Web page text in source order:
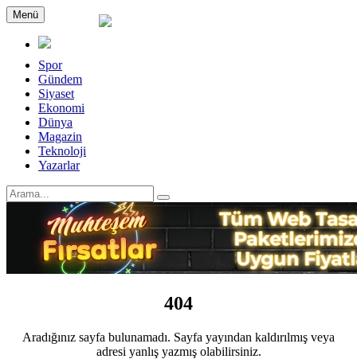
Menü
Spor
Gündem
Siyaset
Ekonomi
Dünya
Magazin
Teknoloji
Yazarlar
404
Aradığınız sayfa bulunamadı. Sayfa yayından kaldırılmış veya
adresi yanlış yazmış olabilirsiniz.